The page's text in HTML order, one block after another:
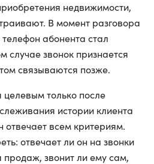
недвижимости,
В момент разговора
абонента стал
случае звонок признается
связываются позже.
целевым только после
истории клиента
отвечает всем критериям.
отвечает ли он на звонки
звонит ли ему сам,